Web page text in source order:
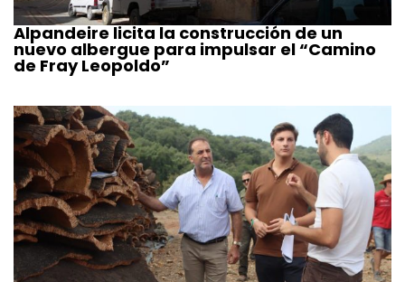
Alpandeire licita la construcción de un
nuevo albergue para impulsar el “Camino
de Fray Leopoldo”